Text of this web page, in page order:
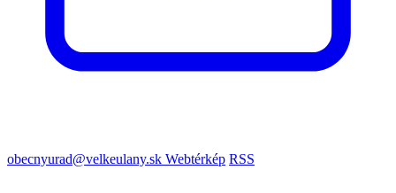
obecnyurad@velkeulany.sk Webtérkép RSS